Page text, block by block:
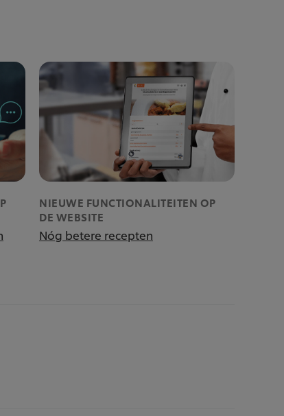
NIEUWE FUNCTIONALITEITEN OP
DE WEBSITE
Nóg betere recepten